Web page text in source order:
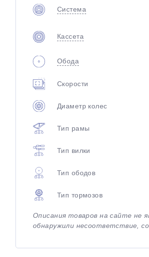
Система
Кассета
Обода
Скорости
Диаметр колес
Тип рамы
Тип вилки
Тип ободов
Тип тормозов
Описания товаров на сайте не
обнаружили несоответствие,